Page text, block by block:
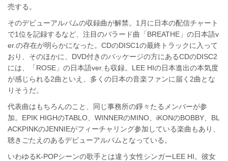
売する。
そのデビューアルバムの収録曲が解禁。1月に日本の配信チャート
で1位を記録するなど、注目のバラード曲「BREATHE」の日本語v
er.の存在が明らかになった。CDのDISC1の最終トラックに入って
おり、そのほかに、DVD付きのパッケージの方にあるCDのDISC2
には、「ROSE」の日本語ver.も収録。LEE HIの日本進出の本気度
が感じられる2曲といえ、多くの日本の音楽ファンに届く2曲とな
りそうだ。
代表曲はもちろんのこと、同じ事務所の錚々たるメンバーが参
加。EPIK HIGHのTABLO、WINNERのMINO、iKONのBOBBY、BL
ACKPINKのJENNIEがフィーチャリング参加している楽曲もあり、
聴きごたえのあるデビューアルバムとなっている。
いわゆるK-POPシーンの歌手とは違う女性シンガーLEE HI。彼女